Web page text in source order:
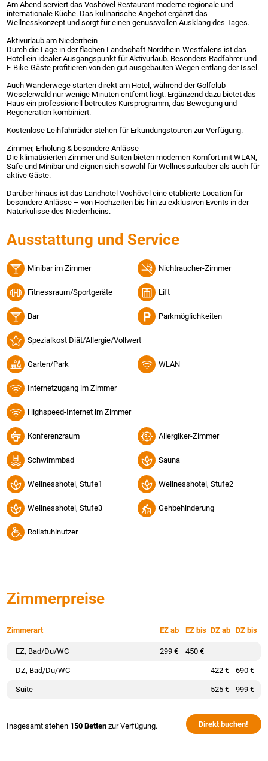
Ausstattung und Service
Minibar im Zimmer Nichtraucher-Zimmer
Fitnessraum/Sportgeräte Lift
Bar Parkmöglichkeiten
Spezialkost Diät/Allergie/Vollwert
Garten/Park WLAN
Internetzugang im Zimmer
Highspeed-Internet im Zimmer
Konferenzraum Allergiker-Zimmer
Schwimmbad Sauna
Wellnesshotel, Stufe1 Wellnesshotel, Stufe2
Wellnesshotel, Stufe3 Gehbehinderung
Rollstuhlnutzer
Zimmerpreise
Zimmerart EZ ab EZ bis DZ ab DZ bis
EZ, Bad/Du/WC 299 € 450 €
DZ, Bad/Du/WC 422 € 690 €
Suite 525 € 999 €
Insgesamt stehen 150 Betten zur Verfügung. Direkt buchen!
Am Abend serviert das Voshövel Restaurant moderne regionale und
internationale Küche. Das kulinarische Angebot ergänzt das
Wellnesskonzept und sorgt für einen genussvollen Ausklang des Tages.
Aktivurlaub am Niederrhein
Durch die Lage in der flachen Landschaft Nordrhein-Westfalens ist das
Hotel ein idealer Ausgangspunkt für Aktivurlaub. Besonders Radfahrer und
E-Bike-Gäste profitieren von den gut ausgebauten Wegen entlang der Issel.
Auch Wanderwege starten direkt am Hotel, während der Golfclub
Weselerwald nur wenige Minuten entfernt liegt. Ergänzend dazu bietet das
Haus ein professionell betreutes Kursprogramm, das Bewegung und
Regeneration kombiniert.
Kostenlose Leihfahrräder stehen für Erkundungstouren zur Verfügung.
Zimmer, Erholung & besondere Anlässe
Die klimatisierten Zimmer und Suiten bieten modernen Komfort mit WLAN,
Safe und Minibar und eignen sich sowohl für Wellnessurlauber als auch für
aktive Gäste.
Darüber hinaus ist das Landhotel Voshövel eine etablierte Location für
besondere Anlässe – von Hochzeiten bis hin zu exklusiven Events in der
Naturkulisse des Niederrheins.